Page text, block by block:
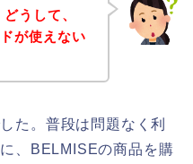
うして、
が使えない
た。普段は問題なく利
、BELMISEの商品を購